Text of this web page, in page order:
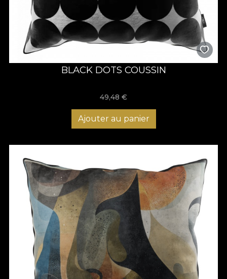
BLACK DOTS COUSSIN
49,48 €
Ajouter au panier